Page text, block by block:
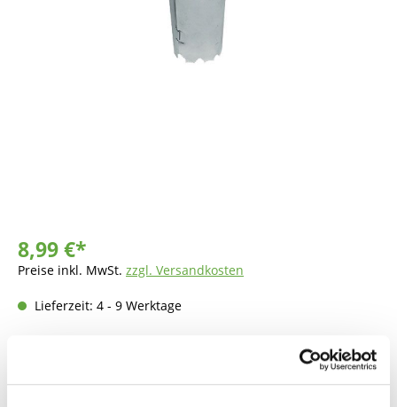
8,99 €*
Preise inkl. MwSt. zzgl. Versandkosten
Lieferzeit: 4 - 9 Werktage
Produkt Anzahl: Gib den gewünschten
In den Warenkorb